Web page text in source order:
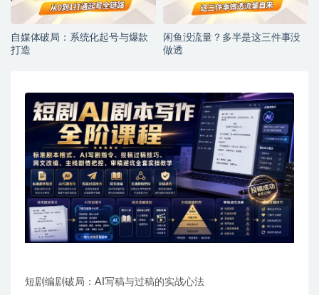
自媒体破局：系统化起号与爆款
打造
闲鱼没流量？多半是这三件事没
做透
短剧编剧破局：AI写稿与过稿的实战心法